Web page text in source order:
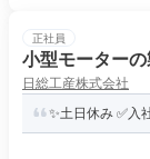
正社員
小型モーター
日総工産株式会社
✨土日休み ✅入